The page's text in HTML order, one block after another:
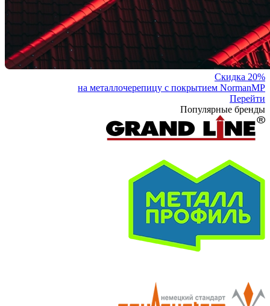
Скидка 20%
на металлочерепицу с покрытием NormanMP
Перейти
Популярные бренды